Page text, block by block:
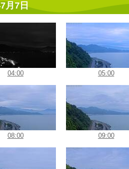
月7日
04:00 05:00
08:00 09:00